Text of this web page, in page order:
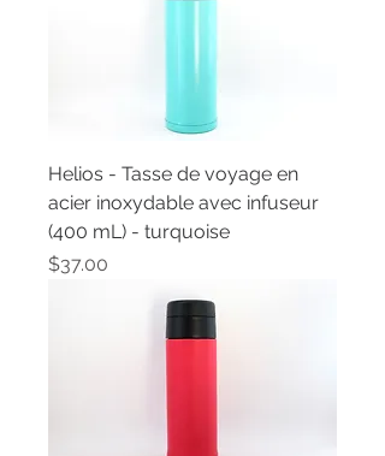
Helios - Tasse de voyage en
acier inoxydable avec infuseur
(400 mL) - turquoise
Price
$37.00